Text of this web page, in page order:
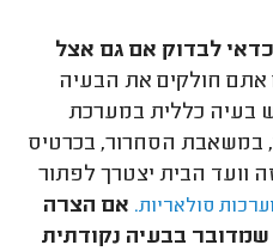
כדאי לבדוק אם גם אצל
אתם חולקים את הבעיה
בעיה כללית במערכת
במשאבת הסחרור, בכרטיס
וועד הבית יצטרך לפתור
סולאריות. אם הצרה
בבעיה נקודתית